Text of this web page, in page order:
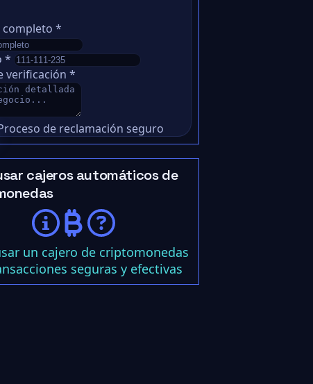
*
*
verificación *
de reclamación seguro
cajeros automáticos de
un cajero de criptomonedas
seguras y efectivas